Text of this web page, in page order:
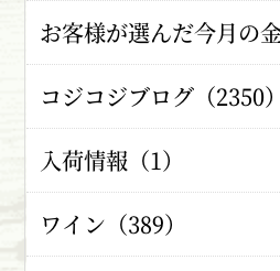
お客様が選んだ今月の
コジコジブログ（2350）
入荷情報（1）
ワイン（389）